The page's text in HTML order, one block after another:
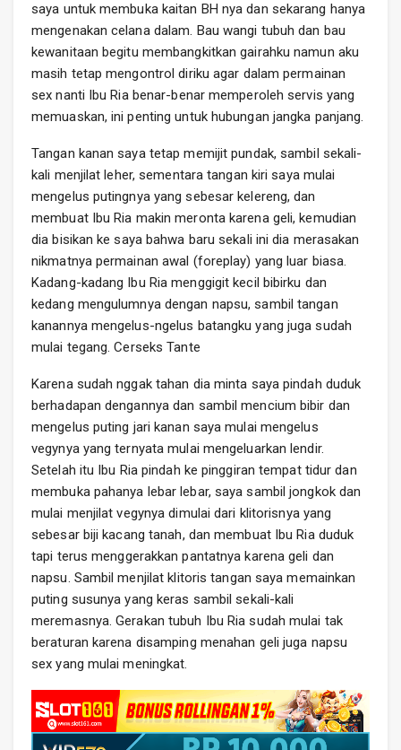
saya untuk membuka kaitan BH nya dan sekarang hanya
mengenakan celana dalam. Bau wangi tubuh dan bau
kewanitaan begitu membangkitkan gairahku namun aku
masih tetap mengontrol diriku agar dalam permainan
sex nanti Ibu Ria benar-benar memperoleh servis yang
memuaskan, ini penting untuk hubungan jangka panjang.
Tangan kanan saya tetap memijit pundak, sambil sekali-
kali menjilat leher, sementara tangan kiri saya mulai
mengelus putingnya yang sebesar kelereng, dan
membuat Ibu Ria makin meronta karena geli, kemudian
dia bisikan ke saya bahwa baru sekali ini dia merasakan
nikmatnya permainan awal (foreplay) yang luar biasa.
Kadang-kadang Ibu Ria menggigit kecil bibirku dan
kedang mengulumnya dengan napsu, sambil tangan
kanannya mengelus-ngelus batangku yang juga sudah
mulai tegang. Cerseks Tante
Karena sudah nggak tahan dia minta saya pindah duduk
berhadapan dengannya dan sambil mencium bibir dan
mengelus puting jari kanan saya mulai mengelus
vegynya yang ternyata mulai mengeluarkan lendir.
Setelah itu Ibu Ria pindah ke pinggiran tempat tidur dan
membuka pahanya lebar lebar, saya sambil jongkok dan
mulai menjilat vegynya dimulai dari klitorisnya yang
sebesar biji kacang tanah, dan membuat Ibu Ria duduk
tapi terus menggerakkan pantatnya karena geli dan
napsu. Sambil menjilat klitoris tangan saya memainkan
puting susunya yang keras sambil sekali-kali
meremasnya. Gerakan tubuh Ibu Ria sudah mulai tak
beraturan karena disamping menahan geli juga napsu
sex yang mulai meningkat.